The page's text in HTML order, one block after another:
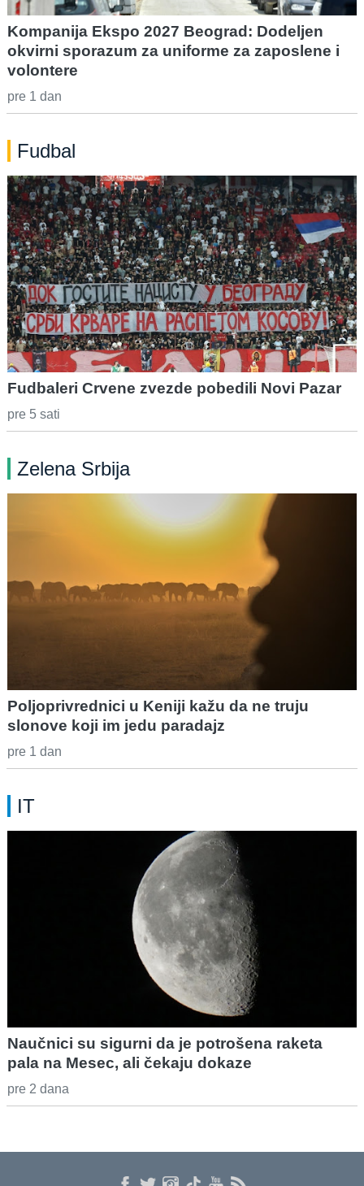
Kompanija Ekspo 2027 Beograd: Dodeljen
okvirni sporazum za uniforme za zaposlene i
volontere
pre 1 dan
Fudbal
Fudbaleri Crvene zvezde pobedili Novi Pazar
pre 5 sati
Zelena Srbija
Poljoprivrednici u Keniji kažu da ne truju
slonove koji im jedu paradajz
pre 1 dan
IT
Naučnici su sigurni da je potrošena raketa
pala na Mesec, ali čekaju dokaze
pre 2 dana